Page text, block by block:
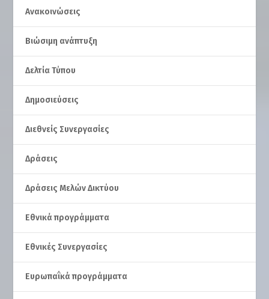
Ανακοινώσεις
Βιώσιμη ανάπτυξη
Δελτία Τύπου
Δημοσιεύσεις
Διεθνείς Συνεργασίες
Δράσεις
Δράσεις Μελών Δικτύου
Εθνικά προγράμματα
Εθνικές Συνεργασίες
Ευρωπαΐκά προγράμματα